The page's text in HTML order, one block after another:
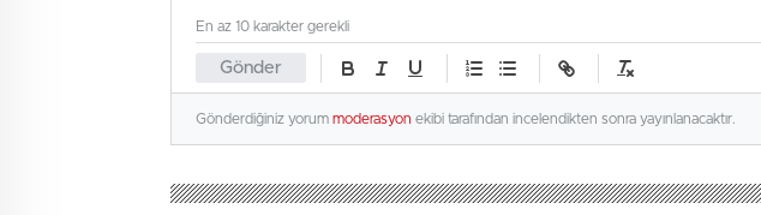
Gönder
En az 10 karakter gerekli
Gönderdiğiniz yorum moderasyon ekibi tarafından incelendikten sonra yayınlanacaktır.